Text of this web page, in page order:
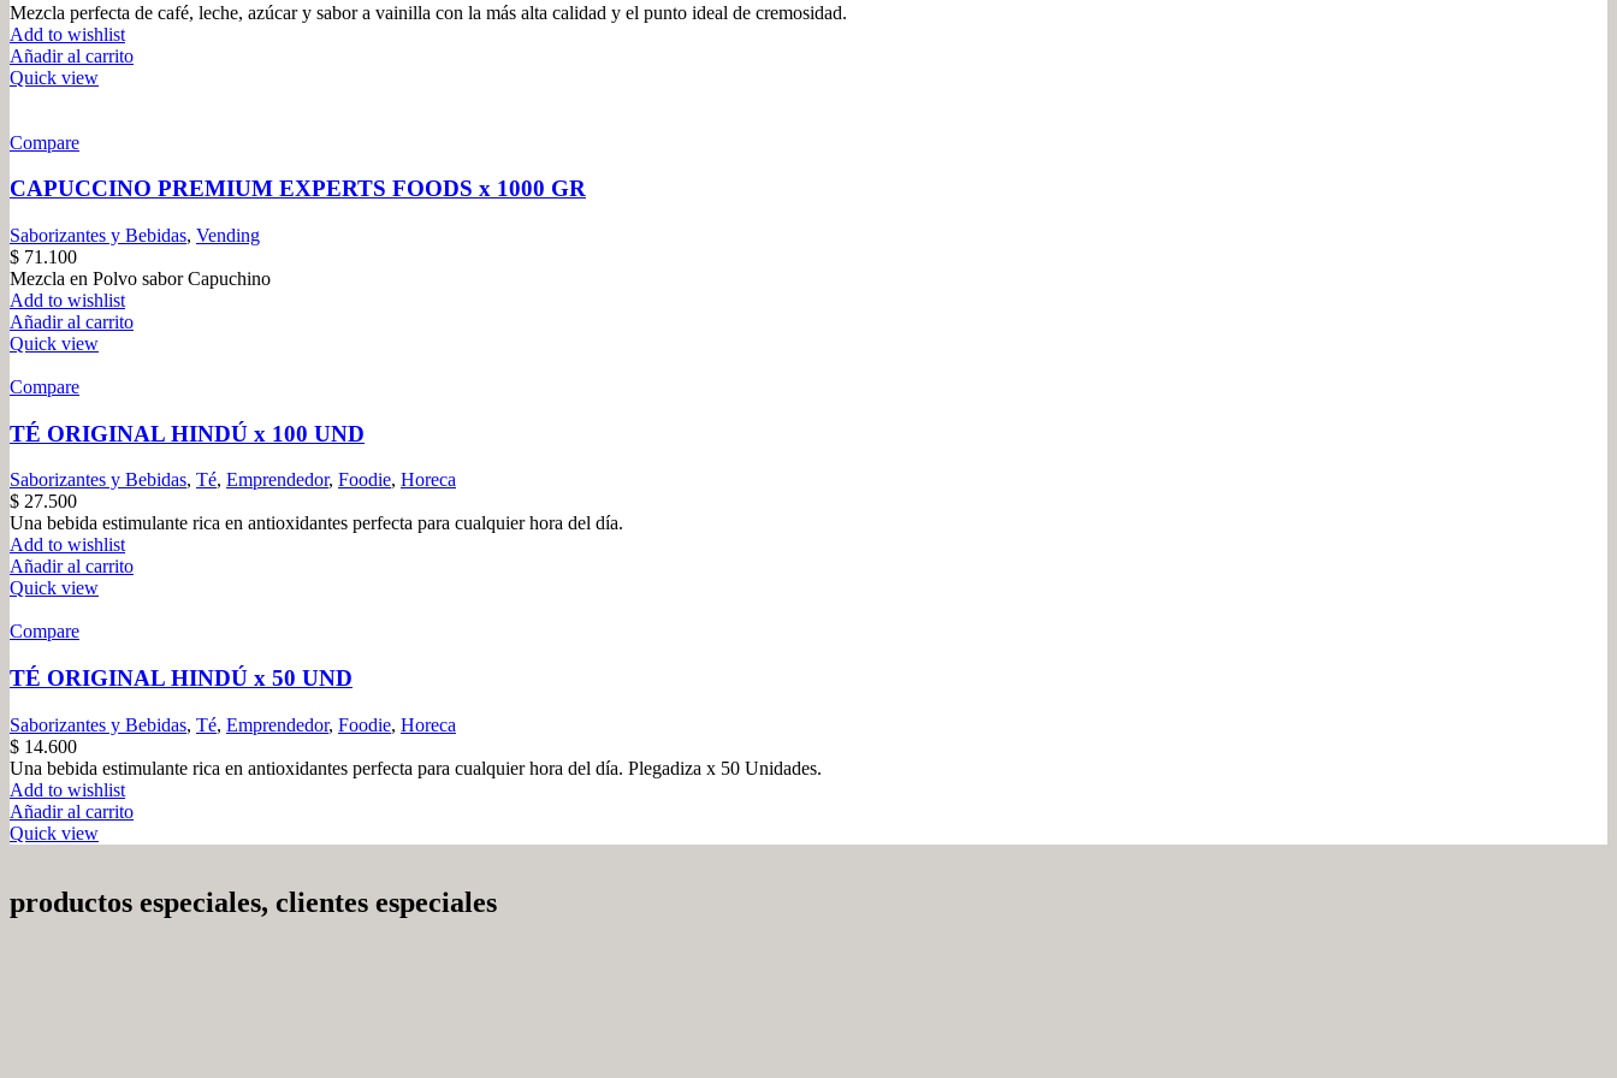
Mezcla perfecta de café, leche, azúcar y sabor a vainilla con la más alta calidad y el punto ideal de cremosidad.
Add to wishlist
Añadir al carrito
Quick view
Compare
CAPUCCINO PREMIUM EXPERTS FOODS x 1000 GR
Saborizantes y Bebidas, Vending
$ 71.100
Mezcla en Polvo sabor Capuchino
Add to wishlist
Añadir al carrito
Quick view
Compare
TÉ ORIGINAL HINDÚ x 100 UND
Saborizantes y Bebidas, Té, Emprendedor, Foodie, Horeca
$ 27.500
Una bebida estimulante rica en antioxidantes perfecta para cualquier hora del día.
Add to wishlist
Añadir al carrito
Quick view
Compare
TÉ ORIGINAL HINDÚ x 50 UND
Saborizantes y Bebidas, Té, Emprendedor, Foodie, Horeca
$ 14.600
Una bebida estimulante rica en antioxidantes perfecta para cualquier hora del día. Plegadiza x 50 Unidades.
Add to wishlist
Añadir al carrito
Quick view
productos especiales, clientes especiales